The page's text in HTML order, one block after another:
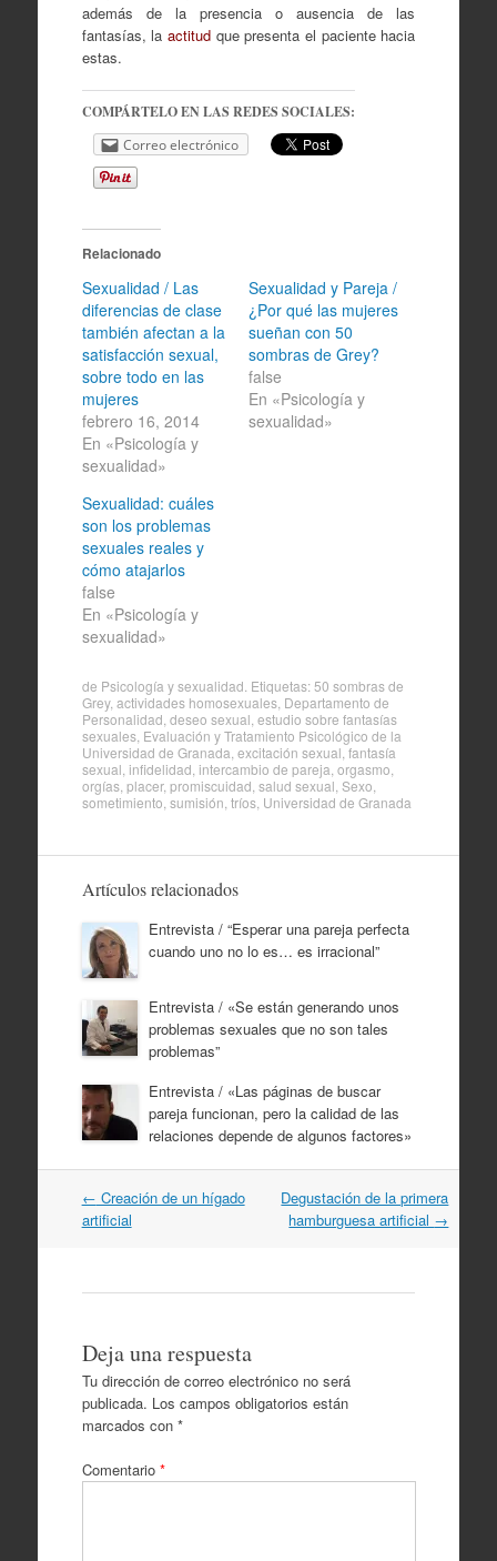
además de la presencia o ausencia de las
fantasías, la actitudque presenta el paciente hacia
estas.
COMPÁRTELO EN LAS REDES SOCIALES:
Correo electrónico
Relacionado
Sexualidad / Las
diferencias de clase
también afectan a la
satisfacción sexual,
sobre todo en las
mujeres
febrero 16, 2014
En «Psicología y
sexualidad»
Sexualidad y Pareja /
¿Por qué las mujeres
sueñan con 50
sombras de Grey?
false
En «Psicología y
sexualidad»
Sexualidad: cuáles
son los problemas
sexuales reales y
cómo atajarlos
false
En «Psicología y
sexualidad»
de Psicología y sexualidad . Etiquetas: 50 sombras de
Grey, actividades homosexuales, Departamento de
Personalidad deseo sexual estudio sobre fantasías
sexuales, Evaluación y Tratamiento Psicológico de la
Universidad de Granada excitación sexual fantasía
sexual infidelidad intercambio de pareja orgasmo
orgías, placer, promiscuidad salud sexual Sexo
sometimiento sumisión tríos, Universidad de Granada
Artículos relacionados
Entrevista / “Esperar una pareja perfecta
cuando uno no lo es… es irracional”
Entrevista / «Se están generando unos
problemas sexuales que no son tales
problemas”
Entrevista / «Las páginas de buscar
pareja funcionan, pero la calidad de las
relaciones depende de algunos factores»
Navegación
por
← Creación de un hígado
artificial
Degustación de la primera
hamburguesa artificial →
Deja una respuesta
Tu dirección de correo electrónico no será
publicada. Los campos obligatorios están
marcados con *
Comentario *